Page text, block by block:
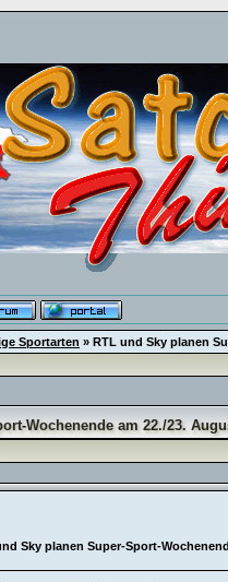
Sportarten » RTL und Sky planen
Wochenende am 22./23.
Sky planen Super-Sport-